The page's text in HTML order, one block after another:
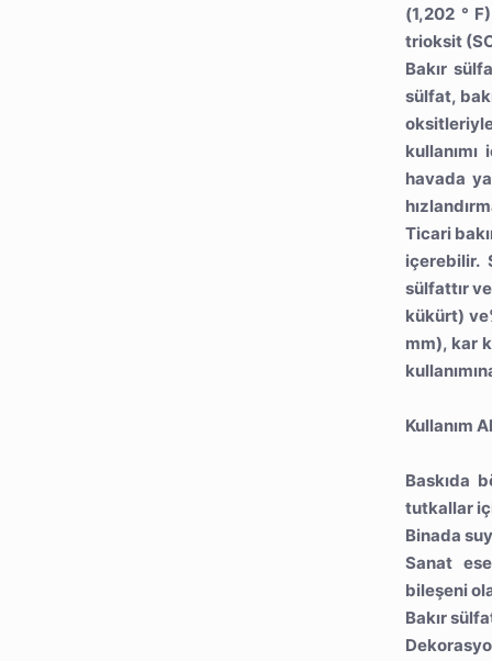
(1,202 °
trioksit
Bakır
sülfat,
havada
Ticari
içerebilir.
sülfattır
kükürt)
mm), kar
Kullanım
Baskıda
tutkallar
Binada
Sanat
bileşeni
Bakır